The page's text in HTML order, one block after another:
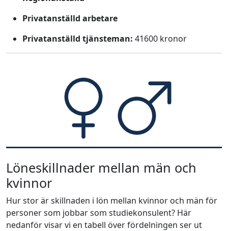
Privatanställd arbetare
Privatanställd tjänsteman: 41600 kronor
Löneskillnader mellan män och
kvinnor
Hur stor är skillnaden i lön mellan kvinnor och män för
personer som jobbar som studiekonsulent? Här
nedanför visar vi en tabell över fördelningen ser ut